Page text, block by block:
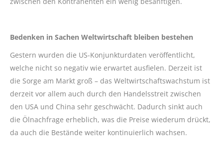
Bedenken in Sachen Weltwirtschaft bleiben bestehen
Gestern wurden die US-Konjunkturdaten veröffentlicht,
welche nicht so negativ wie erwartet ausfielen. Derzeit ist
die Sorge am Markt groß – das Weltwirtschaftswachstum ist
derzeit vor allem auch durch den Handelsstreit zwischen
den USA und China sehr geschwächt. Dadurch sinkt auch
die Ölnachfrage erheblich, was die Preise wiederum drückt,
da auch die Bestände weiter kontinuierlich wachsen.